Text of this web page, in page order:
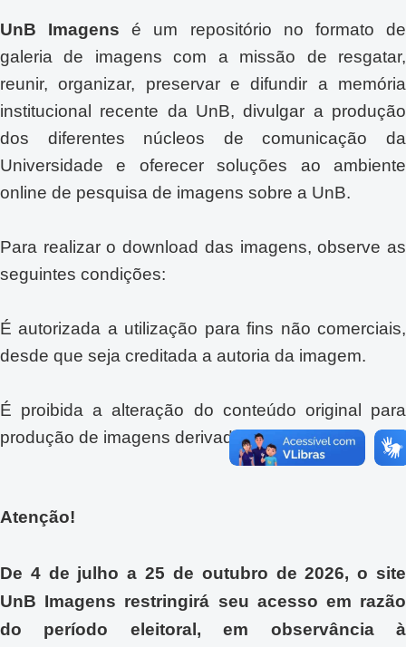
UnB Imagens é um repositório no formato de
galeria de imagens com a missão de resgatar,
reunir, organizar, preservar e difundir a memória
institucional recente da UnB, divulgar a produção
dos diferentes núcleos de comunicação da
Universidade e oferecer soluções ao ambiente
online de pesquisa de imagens sobre a UnB.
Para realizar o download das imagens, observe as
seguintes condições:
É autorizada a utilização para fins não comerciais,
desde que seja creditada a autoria da imagem.
É proibida a alteração do conteúdo original para
produção de imagens derivadas.
Atenção!
De 4 de julho a 25 de outubro de 2026, o site
UnB Imagens restringirá seu acesso em razão
do período eleitoral, em observância à